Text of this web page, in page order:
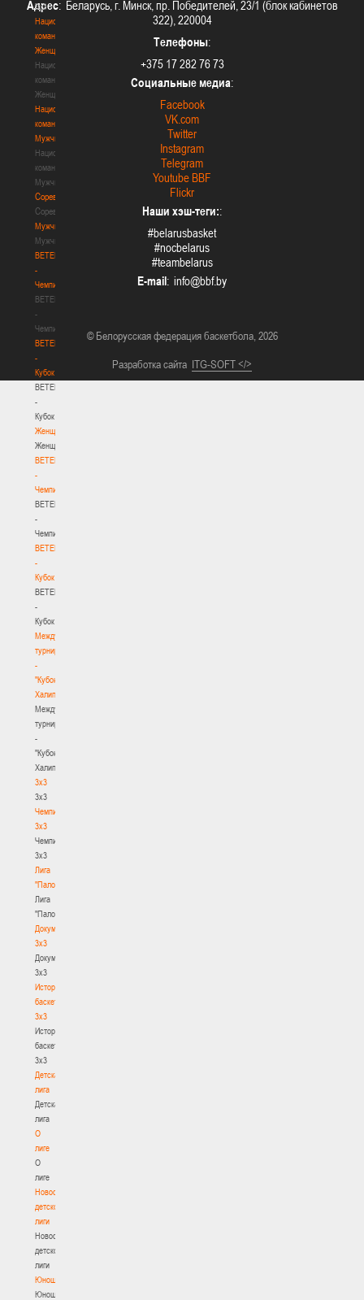
3х3
Национальная
команда.
Женщины
Национальная
команда.
Женщины
Национальная
команда.
Мужчины
Национальная
команда.
Мужчины
Соревнования
Соревнования
Мужчины
Мужчины
BETERA
-
Чемпионат
BETERA
-
Чемпионат
BETERA
-
Кубок
BETERA
-
Кубок
Женщины
Женщины
BETERA
-
Чемпионат
BETERA
-
Чемпионат
BETERA
-
Кубок
BETERA
-
Кубок
Международный
турнир
-
"Кубок
Халипского"
Международный
турнир
-
"Кубок
Халипского"
3x3
3x3
Чемпионат
3х3
Чемпионат
3х3
Лига
"Палова"
Лига
"Палова"
Документы
3х3
Документы
3х3
История
баскетбола
3х3
История
баскетбола
3х3
Детская
лига
Детская
лига
О
лиге
О
лиге
Новости
детской
лиги
Новости
детской
лиги
Юноши
Юноши
Адрес: Беларусь, г. Минск, пр. Победителей, 23/1 (блок кабинетов
322), 220004
Телефоны:
+375 17 282 76 73
Социальные медиа:
Facebook
VK.com
Twitter
Instagram
Telegram
Youtube BBF
Flickr
Наши хэш-теги::
#belarusbasket
#nocbelarus
#teambelarus
E-mail:
© Белорусская федерация баскетбола, 2026
Разработка сайта ITG-SOFT </>